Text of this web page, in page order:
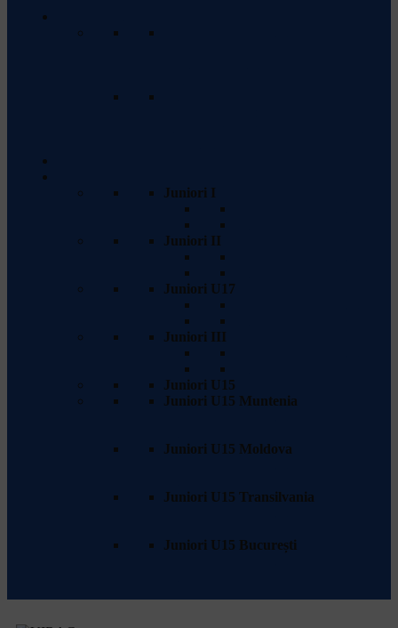
Juniori I
Juniori II
Juniori U17
Juniori III
Juniori U15
Juniori U15 Muntenia
Juniori U15 Moldova
Juniori U15 Transilvania
Juniori U15 București